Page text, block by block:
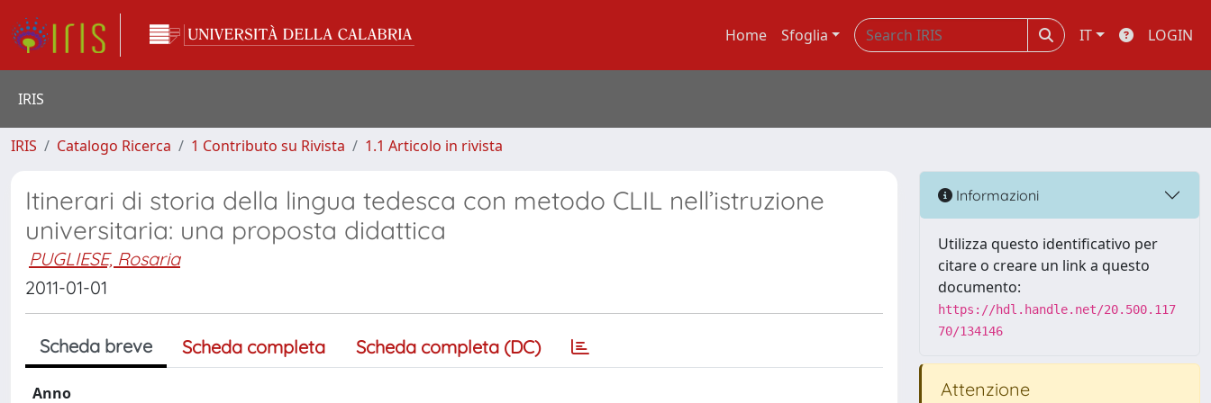
Home Sfoglia IT LOGIN
IRIS
IRIS Catalogo Ricerca 1 Contributo su Rivista 1.1 Articolo in rivista
Itinerari di storia della lingua tedesca con metodo CLIL nell’istruzione
universitaria: una proposta didattica
PUGLIESE, Rosaria
2011-01-01
Scheda breve Scheda completa Scheda completa (DC)
Anno
Informazioni
Utilizza questo identificativo per
citare o creare un link a questo
documento:
https://hdl.handle.net/20.500.117
70/134146
Attenzione